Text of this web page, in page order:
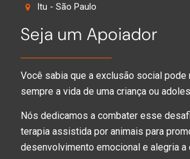
Itu - São Paulo
Seja um Apoiador
Você sabia que a exclusão social pode
sempre a vida de uma criança ou
Nós dedicamos a combater esse
terapia assistida por animais para
desenvolvimento emocional e alegria a